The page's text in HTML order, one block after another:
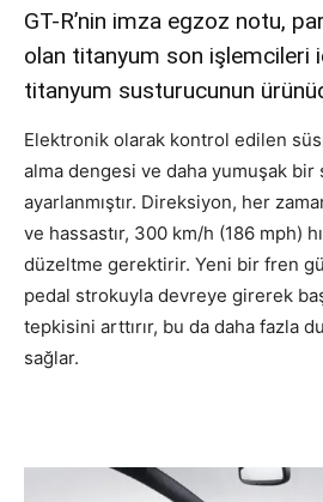
GT-R’nin imza egzoz notu,
olan titanyum son işlemcileri
titanyum susturucunun
Elektronik olarak kontrol edilen
alma dengesi ve daha yumuşak bir
ayarlanmıştır. Direksiyon, her
ve hassastır, 300 km/h (186 mph)
düzeltme gerektirir. Yeni bir fren
pedal strokuyla devreye girerek
tepkisini arttırır, bu da daha fazla
sağlar.